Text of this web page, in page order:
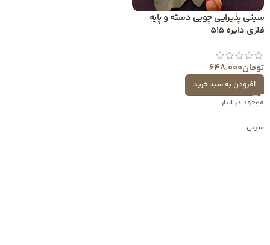
سینی پذیرایی چوبی دسته و پایه
فلزی دایره 515
تومان648.000
افزودن به سبد خرید
موجود در انبار
سینی